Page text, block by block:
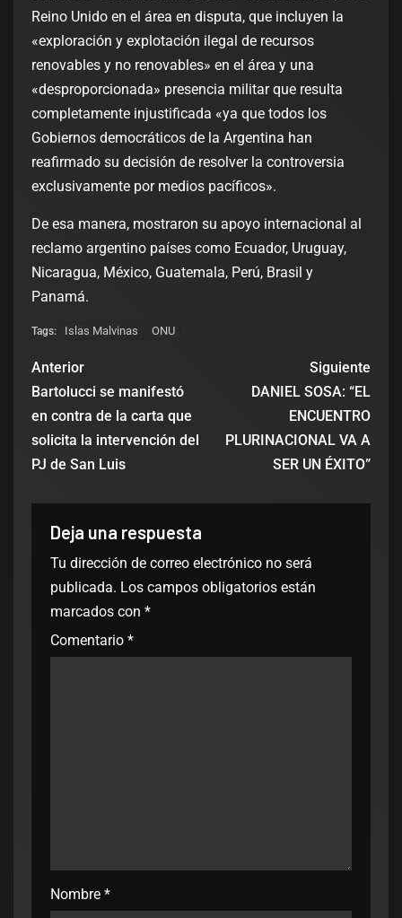
Reino Unido en el área en disputa, que incluyen la
«exploración y explotación ilegal de recursos
renovables y no renovables» en el área y una
«desproporcionada» presencia militar que resulta
completamente injustificada «ya que todos los
Gobiernos democráticos de la Argentina han
reafirmado su decisión de resolver la controversia
exclusivamente por medios pacíficos».
De esa manera, mostraron su apoyo internacional al
reclamo argentino países como Ecuador, Uruguay,
Nicaragua, México, Guatemala, Perú, Brasil y
Panamá.
Tags: Islas Malvinas ONU
Anterior
Bartolucci se manifestó
en contra de la carta que
solicita la intervención del
PJ de San Luis
Siguiente
DANIEL SOSA: “EL
ENCUENTRO
PLURINACIONAL VA A
SER UN ÉXITO”
Deja una respuesta
Tu dirección de correo electrónico no será
publicada. Los campos obligatorios están
marcados con *
Comentario *
Nombre *